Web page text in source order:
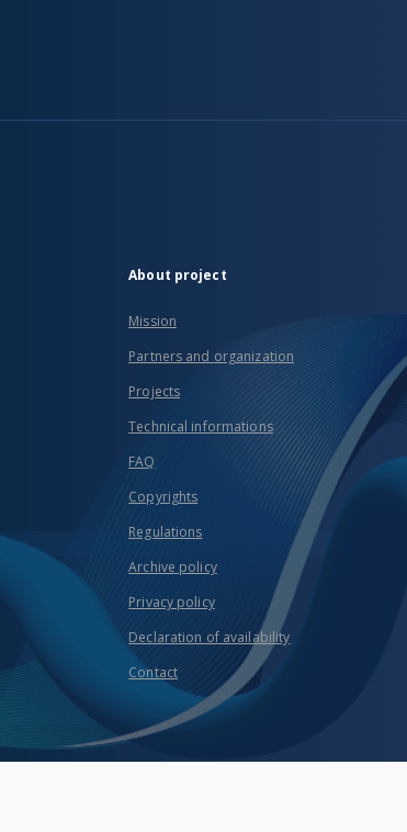
About project
Mission
Partners and organization
Projects
Technical informations
FAQ
Copyrights
Regulations
Archive policy
Privacy policy
Declaration of availability
Contact